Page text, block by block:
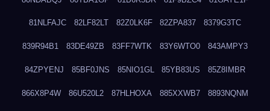
81NLFAJC 82LF82LT 82Z0LK6F 82ZPA837 8379G3TC
839R94B1 83DE49ZB 83FF7WTK 83Y6WTO0 843AMPY3
84ZPYENJ 85BF0JNS 85NIO1GL 85YB83US 85Z8IMBR
866X8P4W 86U520L2 87HLHOXA 885XXWB7 8893NQNM